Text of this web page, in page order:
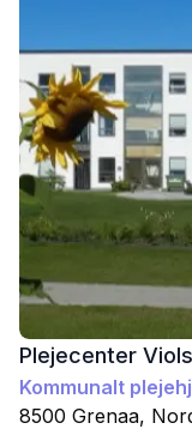
Plejecenter
Kommunalt
8500 Grenaa,